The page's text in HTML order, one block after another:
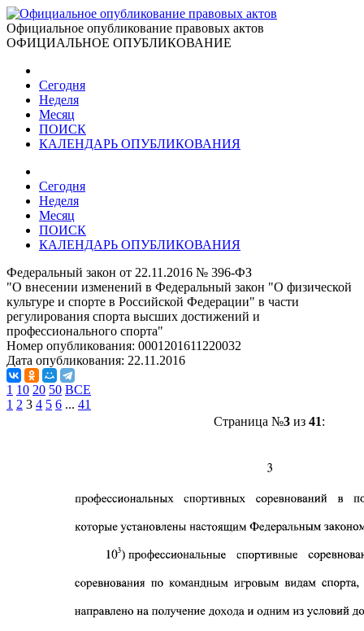
Официальное опубликование правовых актов
ОФИЦИАЛЬНОЕ ОПУБЛИКОВАНИЕ
Сегодня
Неделя
Месяц
ПОИСК
КАЛЕНДАРЬ ОПУБЛИКОВАНИЯ
Сегодня
Неделя
Месяц
ПОИСК
КАЛЕНДАРЬ ОПУБЛИКОВАНИЯ
Федеральный закон от 22.11.2016 № 396-ФЗ
"О внесении изменений в Федеральный закон "О физической
культуре и спорте в Российской Федерации" в части
регулирования спорта высших достижений и
профессионального спорта"
Номер опубликования: 0001201611220032
Дата опубликования: 22.11.2016
1 10 20 50 ВСЕ
1 2 3 4 5 6 ... 41
Страница №3из 41: